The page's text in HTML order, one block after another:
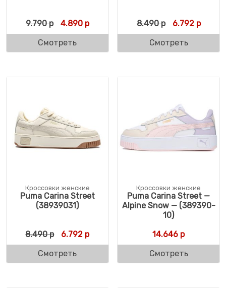
9.790р Первоначальная цена составляла 9.790 р.
4.890рТекущая цена: 4.890 р.
Смотреть
8.490р 6.792р
Смотреть
Кроссовки женские
Puma Carina Street
(38939031)
8.490р Первоначальная цена составляла 8.490
6.792 рТекущая цена: 6.792 р.
Смотреть
Кроссовки женские
Puma Carina Street —
Alpine Snow — (389390-
10)
14.646 р
Смотреть